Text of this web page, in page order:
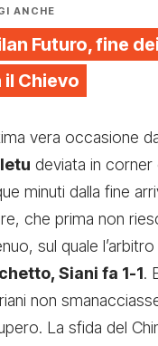
ANCHE
Futuro, fine
il Chievo
vera occasione
deviata in corner
minuti dalla fine
che prima non
sul quale
Siani fa 1-1.
non
La sfida del